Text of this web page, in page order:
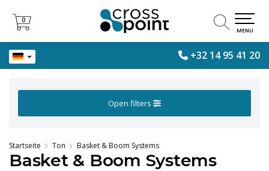
+32 14 95 41 20
0
0
MENU
Open filters
Startseite Ton Basket & Boom Systems
Basket & Boom Systems